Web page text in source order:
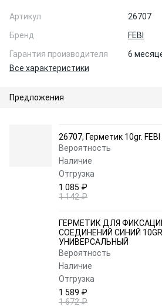
Артикул
26707
Бренд
FEBI
Гарантия производителя
6
Все характеристики
Предложения
26707, Герметик 10gr.
Вероятность
Наличие
Отгрузка
1 085 ₽
1 142 ₽
ГЕРМЕТИК ДЛЯ
СОЕДИНЕНИЙ СИНИЙ
УНИВЕРСАЛЬНЫЙ
Вероятность
Наличие
Отгрузка
1 589 ₽
1 672 ₽